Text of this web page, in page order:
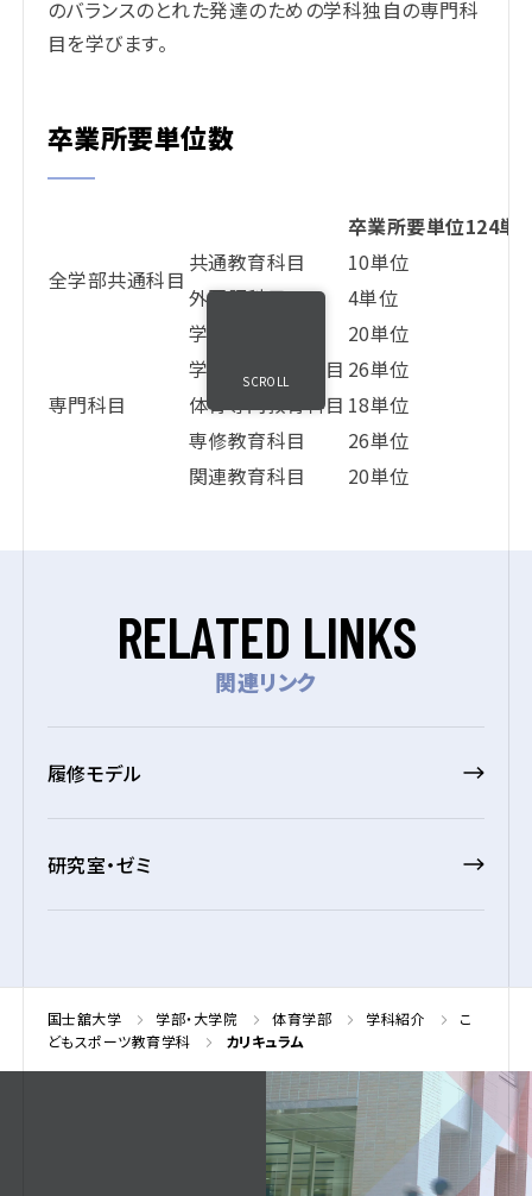
のバランスのとれた発達のための学科独自の専門科
目を学びます。
卒業所要単位数
卒業所要単位124単
全学部共通科目
共通教育科目
10単位
外国語科目
4単位
専門科目
学部基礎科目
20単位
学科基礎教育科目 26単位
体育専門教育科目 18単位
専修教育科目
26単位
関連教育科目
20単位
SCROLL
RELATED LINKS
関連リンク
履修モデル
研究室・ゼミ
国士舘大学 学部・大学院 体育学部 学科紹介
こ
どもスポーツ教育学科
カリキュラム